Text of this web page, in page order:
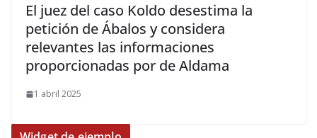
El juez del caso Koldo desestima la
petición de Ábalos y considera
relevantes las informaciones
proporcionadas por de Aldama
1 abril 2025